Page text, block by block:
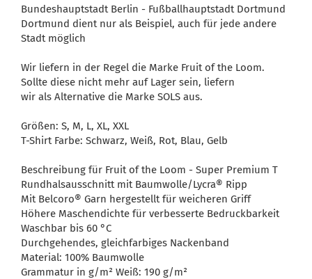
Bundeshauptstadt Berlin - Fußballhauptstadt Dortmund
Dortmund dient nur als Beispiel, auch für jede andere
Stadt möglich
Wir liefern in der Regel die Marke Fruit of the Loom.
Sollte diese nicht mehr auf Lager sein, liefern
wir als Alternative die Marke SOLS aus.
Größen: S, M, L, XL, XXL
T-Shirt Farbe: Schwarz, Weiß, Rot, Blau, Gelb
Beschreibung für Fruit of the Loom - Super Premium T
Rundhalsausschnitt mit Baumwolle/Lycra® Ripp
Mit Belcoro® Garn hergestellt für weicheren Griff
Höhere Maschendichte für verbesserte Bedruckbarkeit
Waschbar bis 60 °C
Durchgehendes, gleichfarbiges Nackenband
Material: 100% Baumwolle
Grammatur in g/m² Weiß: 190 g/m²